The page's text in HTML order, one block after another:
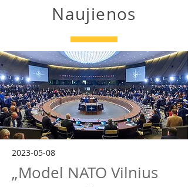
Naujienos
2023-05-08
„Model NATO Vilnius